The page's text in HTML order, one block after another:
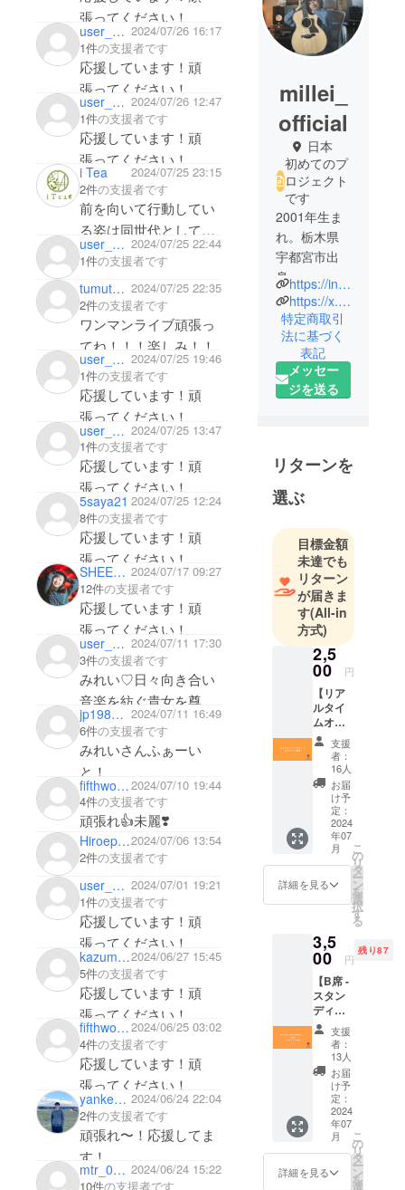
張ってください！
user_527ea2bd46d4 2024/07/26 16:17
1件の支援者です
応援しています！頑
張ってください！
user_e14b93b9bef4 2024/07/26 12:47
1件の支援者です
応援しています！頑
張ってください！
i Tea
2024/07/25 23:15
2件の支援者です
前を向いて行動してい
る姿は同世代としてす
ごくかっこよくて刺激
をもらっています！こ
れからも応援してま
す！
user_00b750be9b14 2024/07/25 22:44
1件の支援者です
tumutume 2024/07/25 22:35
2件の支援者です
ワンマンライブ頑張っ
てね！！！楽しみ！！
user_801385c98ff4 2024/07/25 19:46
1件の支援者です
応援しています！頑
張ってください！
user_7a26c7a11d34 2024/07/25 13:47
1件の支援者です
応援しています！頑
張ってください！
5saya21 2024/07/25 12:24
8件の支援者です
応援しています！頑
張ってください！
SHEERdayo 2024/07/17 09:27
12件の支援者です
応援しています！頑
張ってください！
user_ab1517fe15e4 2024/07/11 17:30
3件の支援者です
みれい♡日々向き合い
音楽を紡ぐ貴女を尊敬
しています。あなたら
しい等身大の音色を奏
でてくださいね。楽し
みにしています！いつ
もありがとう！
jp19881113 2024/07/11 16:49
6件の支援者です
みれいさんふぁーい
と！
fifthworld52024/07/10 19:44
4件の支援者です
頑張れ👍未麗❣️
Hiroepn05162024/07/06 13:54
2件の支援者です
user_a7d1a6d0f424 2024/07/01 19:21
1件の支援者です
応援しています！頑
張ってください！
kazuman5192024/06/27 15:45
5件の支援者です
応援しています！頑
張ってください！
fifthworld52024/06/25 03:02
4件の支援者です
応援しています！頑
張ってください！
yankee_next 2024/06/24 22:04
2件の支援者です
頑張れ〜！応援してま
す！
mtr_0722 2024/06/24 15:22
10件の支援者です
millei_
official
日本
初めてのプ
ロジェクト
です
2001年生ま
れ。栃木県
宇都宮市出
身。
7月26日(金)
に東京・外
苑前にある
ライブハウ
ス「青山 月
tic」にてワ
ンマンライ
ブを実施。
https://instagram.com/mireeeigram/
https://x.com/mireidada
特定商取引
法に基づく
表記
メッセー
ジを送る
リターンを
選ぶ
目標金額
未達でも
リターン
が届きま
す(All-in
方式)
2,5
00 円
【リア
ルタイ
ムオン
ライン
配信】
ワンマ
ンライ
ブチ
ケット -
お礼の
メッ
セージ -
ワンマ
ンライ
ブチ
ケット
タイム
オンラ
イン配
信 備考
- 視聴方
法：
Youtub
e限定配
信にて
配信い
たしま
す。 -
ライブ
開始日
時：7月
26日
(金)19:3
支援
者：
16人
お届
け予
定：
2024
年07
月
詳細を見る
こ
の
リ
タ
ー
ン
を
選
択
す
る
3,5
00 円
残り87
【B席 -
スタン
ディン
グ-】ワ
ンマン
ライブ
チケッ
礼の
メッ
セージ -
ワンマ
ンライ
ブチ
ケット
支援
者：
13人
お届
け予
定：
2024
年07
月
詳細を見る
こ
の
リ
タ
ー
ン
を
選